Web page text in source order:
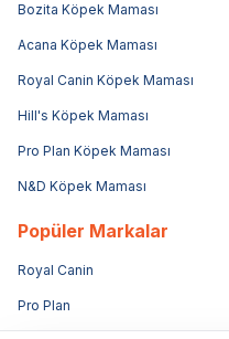
Bozita Köpek Maması
Acana Köpek Maması
Royal Canin Köpek Maması
Hill's Köpek Maması
Pro Plan Köpek Maması
N&D Köpek Maması
Popüler Markalar
Royal Canin
Pro Plan